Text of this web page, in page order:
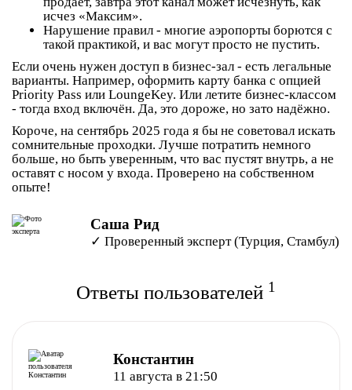
исчез «Максим».
Нарушение правил - многие аэропорты борются с
такой практикой, и вас могут просто не пустить.
Если очень нужен доступ в бизнес-зал - есть легальные
варианты. Например, оформить карту банка с опцией
Priority Pass или LoungeKey. Или летите бизнес-классом
- тогда вход включён. Да, это дороже, но зато надёжно.
Короче, на сентябрь 2025 года я бы не советовал искать
сомнительные проходки. Лучше потратить немного
больше, но быть уверенным, что вас пустят внутрь, а не
оставят с носом у входа. Проверено на собственном
опыте!
Саша Рид
✓ Проверенный эксперт (Турция, Стамбул)
Ответы пользователей 1
Константин
11 августа в 21:50